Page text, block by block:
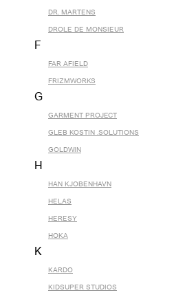
DR. MARTENS
DROLE DE MONSIEUR
F
FAR AFIELD
FRIZMWORKS
G
GARMENT PROJECT
GLEB KOSTIN .SOLUTIONS
GOLDWIN
H
HAN KJOBENHAVN
HELAS
HERESY
HOKA
K
KARDO
KIDSUPER STUDIOS